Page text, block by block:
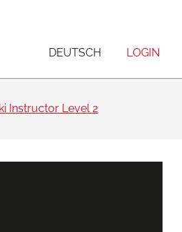
DEUTSCH LOGIN
Instructor Level 2